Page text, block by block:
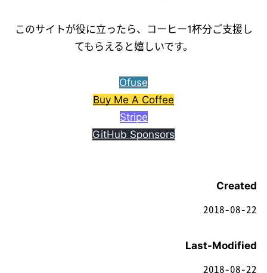
このサイトが役に立ったら、コーヒー1杯分ご支援し
てもらえると嬉しいです。
Ofuse
Buy Me A Coffee
Stripe
GitHub Sponsors
Created
2018-08-22
Last-Modified
2018-08-22